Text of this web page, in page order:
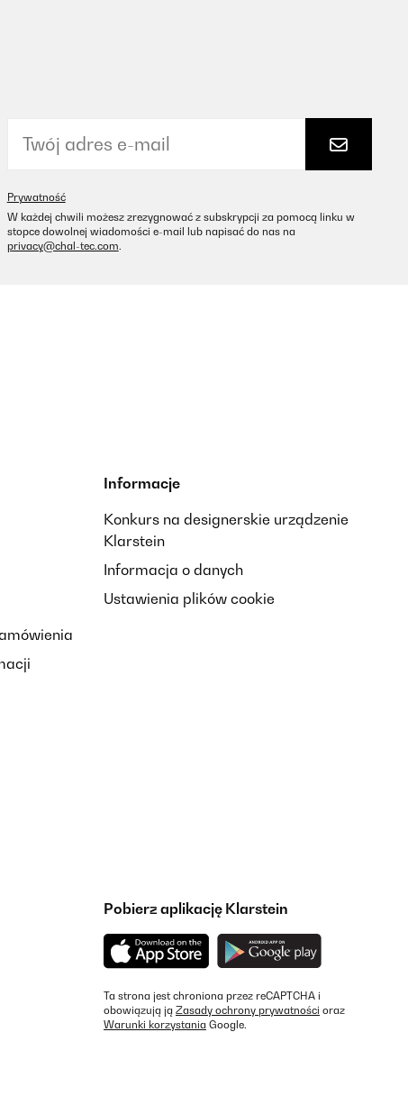
Prywatność
W każdej chwili możesz zrezygnować z subskrypcji za pomocą linku w
stopce dowolnej wiadomości e-mail lub napisać do nas na
privacy@chal-tec.com.
Informacje
Konkurs na designerskie urządzenie
Klarstein
Informacja o danych
Ustawienia plików cookie
Pobierz aplikację Klarstein
Ta strona jest chroniona przez reCAPTCHA i
obowiązują ją Zasady ochrony prywatności oraz
Warunki korzystania Google.